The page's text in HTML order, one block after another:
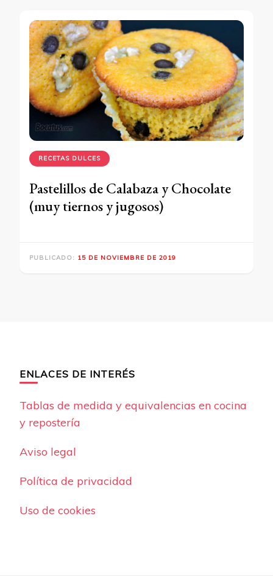
RECETAS DULCES
Pastelillos de Calabaza y Chocolate
(muy tiernos y jugosos)
PUBLICADO: 15 DE NOVIEMBRE DE 2019
ENLACES DE INTERÉS
Tablas de medida y equivalencias en cocina
y repostería
Aviso legal
Política de privacidad
Uso de cookies